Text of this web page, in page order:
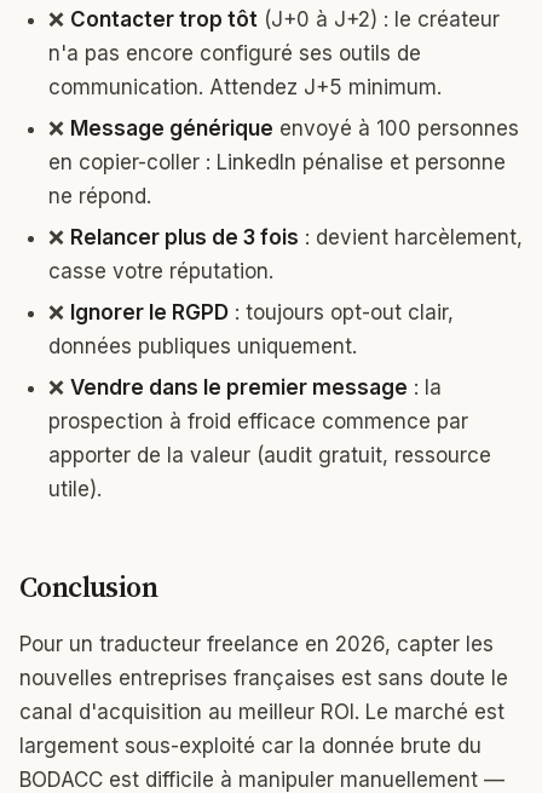
❌ Contacter trop tôt (J+0 à J+2) : le créateur
n'a pas encore configuré ses outils de
communication. Attendez J+5 minimum.
❌ Message générique envoyé à 100 personnes
en copier-coller : LinkedIn pénalise et personne
ne répond.
❌ Relancer plus de 3 fois : devient harcèlement,
casse votre réputation.
❌ Ignorer le RGPD : toujours opt-out clair,
données publiques uniquement.
❌ Vendre dans le premier message : la
prospection à froid efficace commence par
apporter de la valeur (audit gratuit, ressource
utile).
Conclusion
Pour un traducteur freelance en 2026, capter les
nouvelles entreprises françaises est sans doute le
canal d'acquisition au meilleur ROI. Le marché est
largement sous-exploité car la donnée brute du
BODACC est difficile à manipuler manuellement —